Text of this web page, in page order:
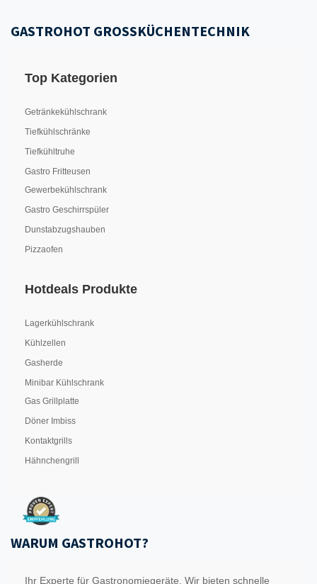
GASTROHOT GROSSKÜCHENTECHNIK
Top Kategorien
Getränkekühlschrank
Tiefkühlschränke
Tiefkühltruhe
Gastro Fritteusen
Gewerbekühlschrank
Gastro Geschirrspüler
Dunstabzugshauben
Pizzaofen
Hotdeals Produkte
Lagerkühlschrank
Kühlzellen
Gasherde
Minibar Kühlschrank
Gas Grillplatte
Döner Imbiss
Kontaktgrills
Hähnchengrill
WARUM GASTROHOT?
Ihr Experte für Gastronomiegeräte. Wir bieten schnelle